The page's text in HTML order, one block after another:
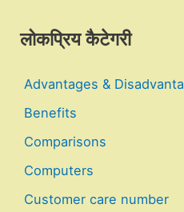
लोकप्रिय कैटेगरी
Advantages &
Benefits
Comparisons
Computers
Customer care number